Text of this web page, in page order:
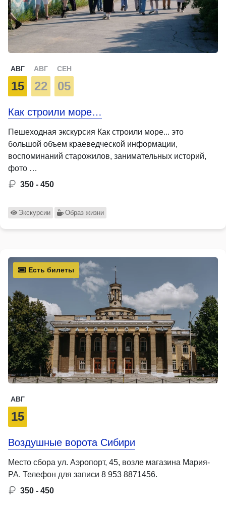
АВГ
15
АВГ
22
СЕН
05
Как строили море…
Пешеходная экскурсия Как строили море... это
большой объем краеведческой информации,
воспоминаний старожилов, занимательных историй,
фото …
350 - 450
Экскурсии Образ жизни
Есть билеты
АВГ
15
Воздушные ворота Сибири
Место сбора ул. Аэропорт, 45, возле магазина Мария-
РА. Телефон для записи 8 953 8871456.
350 - 450